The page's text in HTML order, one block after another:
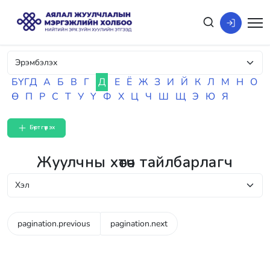
БҮГД А Б В Г Д Е Ё Ж З И Й К Л М Н О
Ө П Р С Т У Ү Ф Х Ц Ч Ш Щ Э Ю Я
Бүртгүүлэх
Жуулчны хөтөч тайлбарлагч
pagination.previous pagination.next